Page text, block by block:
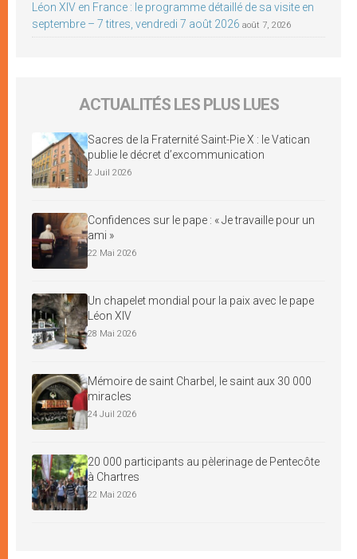
Léon XIV en France : le programme détaillé de sa visite en
septembre – 7 titres, vendredi 7 août 2026 août 7, 2026
ACTUALITÉS LES PLUS LUES
Sacres de la Fraternité Saint-Pie X : le Vatican
publie le décret d’excommunication
2 Juil 2026
Confidences sur le pape : « Je travaille pour un
ami »
22 Mai 2026
Un chapelet mondial pour la paix avec le pape
Léon XIV
28 Mai 2026
Mémoire de saint Charbel, le saint aux 30 000
miracles
24 Juil 2026
20 000 participants au pèlerinage de Pentecôte
à Chartres
22 Mai 2026